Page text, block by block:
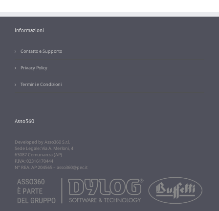
Informazioni
Contatto e Supporto
Privacy Policy
Termini e Condizioni
Asso360
Developed by Asso360 S.r.l.
Sede Legale: Via A. Merloni, 4
63087 Comunanza (AP)
P.IVA: 02316170444
N° REA: AP 204565 – asso360@pec.it